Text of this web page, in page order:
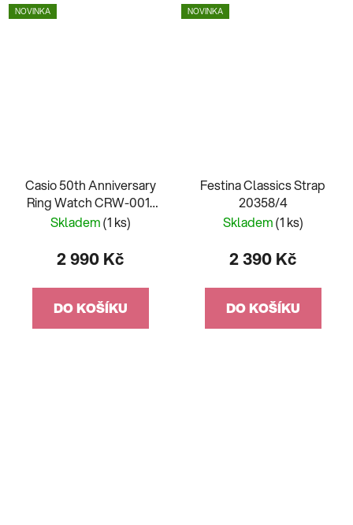
NOVINKA
Casio 50th Anniversary
Ring Watch CRW-001-
1ER
Skladem(1 ks)
2 990 Kč
DO KOŠÍKU
NOVINKA
Festina Classics Strap
20358/4
Skladem(1 ks)
2 390 Kč
DO KOŠÍKU